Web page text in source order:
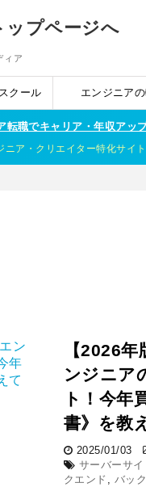
ィア
クール エンジニア
転職でキャリア・年収ア
ニア・クリエイター特化サイ
【2026
ンジニア
ト！今年
書》を教
2025/01/03
サーバーサイ
クエンド , バッ